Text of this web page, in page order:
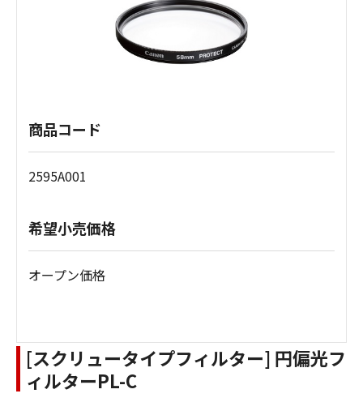
商品コード
2595A001
希望小売価格
オープン価格
[スクリュータイプフィルター] 円偏光フ
ィルターPL-C